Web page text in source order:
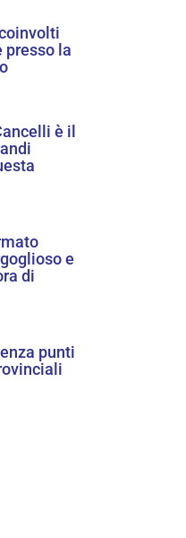
presso la
è il
e
di
punti